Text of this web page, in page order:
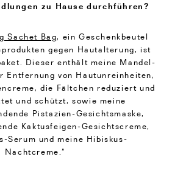
zu Hause durchführen?
Sachet Bag, ein Geschenkbeutel
gegen Hautalterung, ist
Dieser enthält meine Mandel-
Entfernung von Hautunreinheiten,
die Fältchen reduziert und
und schützt, sowie meine
Pistazien-Gesichtsmaske,
Kaktusfeigen-Gesichtscreme,
Serum und meine Hibiskus-
Nachtcreme.“